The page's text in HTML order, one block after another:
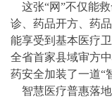
这张“网”不仅能
诊、药品开方、药
能享受到基本医疗
全省首家县域审方
药安全加装了一道“
智慧医疗普惠落地